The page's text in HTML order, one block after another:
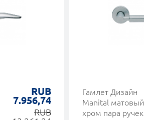
RUB
7.956,74
RUB
Гамлет Дизайн
Manital матовый
хром пара ручек